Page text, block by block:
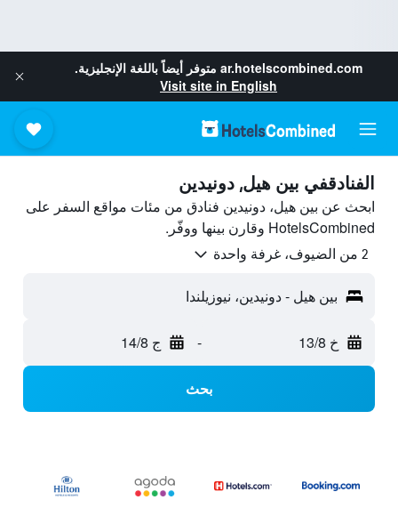
ar.hotelscombined.com متوفر أيضاً باللغة الإنجليزية.
Visit site in English
الفنادقفي بين هيل, دونيدين
ابحث عن بين هيل، دونيدين فنادق من مئات مواقع السفر على
HotelsCombined وقارن بينها ووفّر.
2 من الضيوف، غرفة واحدة
بين هيل - دونيدين، نيوزيلندا
خ 13/8 - ج 14/8
بحث